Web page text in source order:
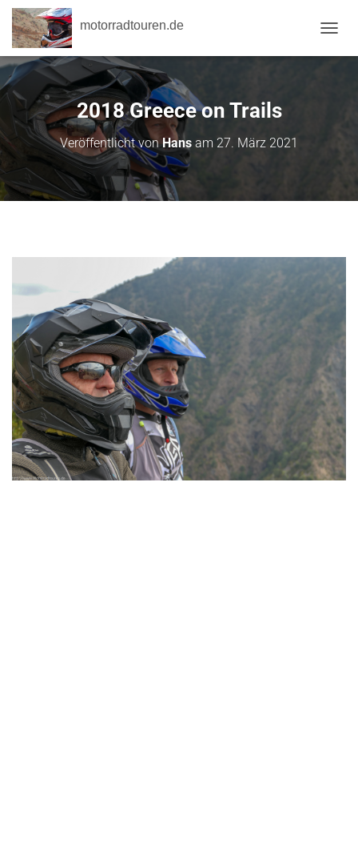
motorradtouren.de
2018 Greece on Trails
Veröffentlicht vonHans am 27. März 2021